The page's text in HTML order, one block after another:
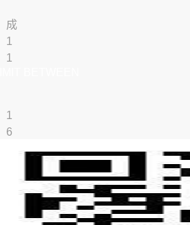
成
1
1
1
6